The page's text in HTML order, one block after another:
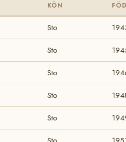
KÖN
Sto
Sto
Sto
Sto
Sto